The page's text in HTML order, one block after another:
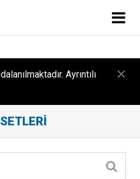
Ayrıntılı